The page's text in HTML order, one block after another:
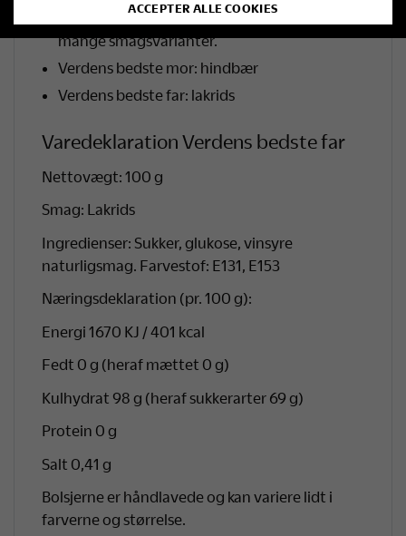
Greve Scheels søde tand: blanding med
mange smagsvarianter.
Verdens bedste mor: hindbær
Verdens bedste far: lakrids
Varedeklaration Verdens bedste far
Nettovægt: 100 g
Smag: Lakrids
Ingredienser: Sukker, glukose, vinsyre
naturligsmag. Farvestof: E131, E153
Næringsdeklaration (pr. 100 g):
Energi 1670 KJ / 401 kcal
Fedt 0 g (heraf mættet 0 g)
Kulhydrat 98 g (heraf sukkerarter 69 g)
Protein 0 g
Salt 0,41 g
Bolsjerne er håndlavede og kan variere lidt i
farverne og størrelse.
ACCEPTER ALLE COOKIES